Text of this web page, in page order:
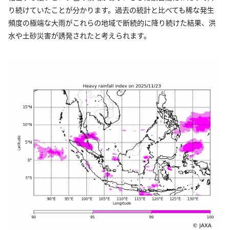
り続けていたことが分かります。過去の統計と比べても稀な発生
頻度の極端な大雨がこれらの地域で断続的に降り続けた結果、洪
水や土砂災害が誘発されたと考えられます。